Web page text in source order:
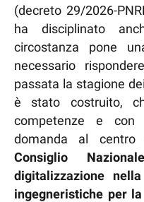
(decreto 29/2026-
ha disciplinato
circostanza pone
necessario
passata la stagione
è stato costruito,
competenze e con
domanda al centro
Consiglio
digitalizzazione
ingegneristiche per